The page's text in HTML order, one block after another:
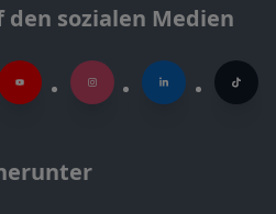
den sozialen Medien